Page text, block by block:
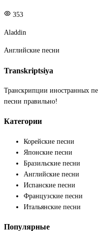
353
Aladdin
Английские песни
Transkriptsiya
Транскрипции иностранных
песни правильно!
Категории
Корейские песни
Японские песни
Бразильские песни
Английские песни
Испанские песни
Французские песни
Итальянские песни
Популярные